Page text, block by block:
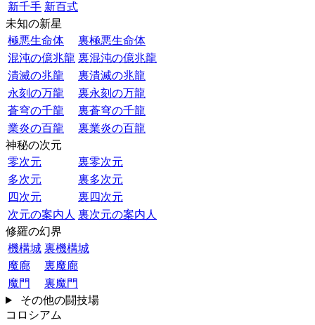
新千手 新百式
未知の新星
極悪生命体
裏極悪生命体
混沌の億兆龍 裏混沌の億兆龍
潰滅の兆龍
裏潰滅の兆龍
永刻の万龍
裏永刻の万龍
蒼穹の千龍
裏蒼穹の千龍
業炎の百龍
裏業炎の百龍
神秘の次元
零次元
裏零次元
多次元
裏多次元
四次元
裏四次元
次元の案内人 裏次元の案内人
修羅の幻界
機構城 裏機構城
魔廊
裏魔廊
魔門
裏魔門
その他の闘技場
コロシアム